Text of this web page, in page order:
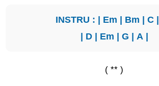
INSTRU : | Em | Bm | C|
| D| Em | G | A|
( ** )